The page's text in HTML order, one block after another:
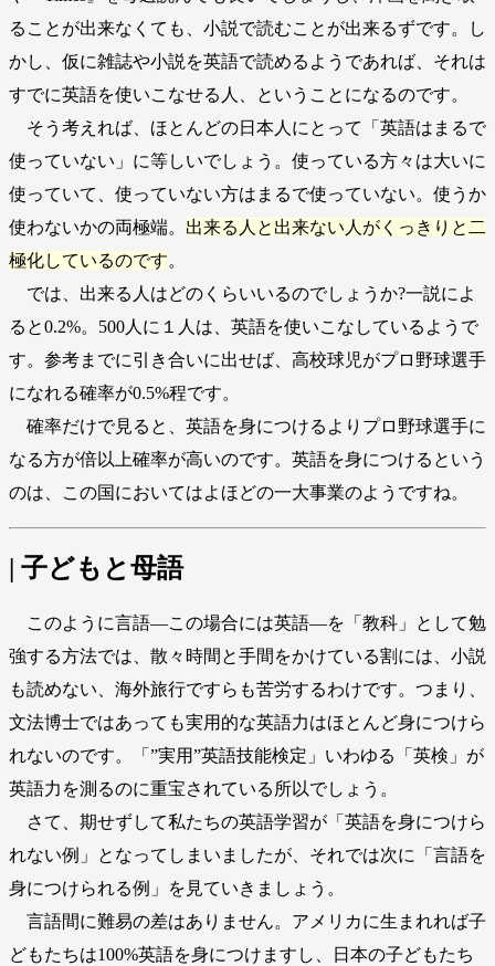
ることが出来なくても、小説で読むことが出来るずです。し
かし、仮に雑誌や小説を英語で読めるようであれば、それは
すでに英語を使いこなせる人、ということになるのです。
そう考えれば、ほとんどの日本人にとって「英語はまるで
使っていない」に等しいでしょう。使っている方々は大いに
使っていて、使っていない方はまるで使っていない。使うか
使わないかの両極端。 出来る人と出来ない人がくっきりと二
極化しているのです。
では、出来る人はどのくらいいるのでしょうか?一説によ
ると0.2%。500人に１人は、英語を使いこなしているようで
す。参考までに引き合いに出せば、高校球児がプロ野球選手
になれる確率が0.5%程です。
確率だけで見ると、英語を身につけるよりプロ野球選手に
なる方が倍以上確率が高いのです。英語を身につけるという
のは、この国においてはよほどの一大事業のようですね。
| 子どもと母語
このように言語―この場合には英語―を「教科」として勉
強する方法では、散々時間と手間をかけている割には、小説
も読めない、海外旅行ですらも苦労するわけです。つまり、
文法博士ではあっても実用的な英語力はほとんど身につけら
れないのです。「”実用”英語技能検定」いわゆる「英検」が
英語力を測るのに重宝されている所以でしょう。
さて、期せずして私たちの英語学習が「英語を身につけら
れない例」となってしまいましたが、それでは次に「言語を
身につけられる例」を見ていきましょう。
言語間に難易の差はありません。アメリカに生まれれば子
どもたちは100%英語を身につけますし、日本の子どもたち